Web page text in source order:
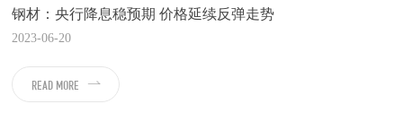
钢材：央行降息稳预期 价格延续反弹走势
2023-06-20
READ MORE